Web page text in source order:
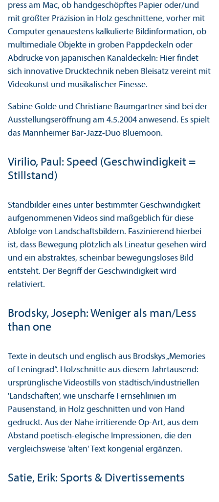
press am Mac, ob handgeschöpftes Papier oder/und
mit größter Präzision in Holz geschnittene, vorher mit
Computer genauestens kalkulierte Bild­information, ob
multimediale Objekte in groben Pappdeckeln oder
Abdrucke von japanischen Kanaldeckeln: Hier findet
sich innovative Drucktechnik neben Bleisatz vereint mit
Videokunst und musikalischer Finesse.
Sabine Golde und Christiane Baumgartner sind bei der
Ausstellungs­eröffnung am 4.5.2004 anwesend. Es spielt
das Mannheimer Bar-Jazz-Duo Bluemoon.
Virilio, Paul: Speed (Geschwindigkeit =
Stillstand)
Standbilder eines unter bestimmter Geschwindigkeit
aufgenommenen Videos sind maßgeblich für diese
Abfolge von Landschafts­bildern. Faszinierend hierbei
ist, dass Bewegung plötzlich als Lineatur gesehen wird
und ein abstraktes, scheinbar bewegungs­loses Bild
entsteht. Der Begriff der Geschwindigkeit wird
relativiert.
Brodsky, Joseph: Weniger als man/Less
than one
Texte in deutsch und englisch aus Brodskys „Memories
of Leningrad“. Holzschnitte aus diesem Jahrtausend:
ursprünglische Videostills von städtisch/industriellen
'Landschaften', wie unscharfe Fernsehlinien im
Pausenstand, in Holz geschnitten und von Hand
gedruckt. Aus der Nähe irritierende Op-Art, aus dem
Abstand poetisch-elegische Impressionen, die den
vergleich­sweise 'alten' Text kongenial ergänzen.
Satie, Erik: Sports & Divertissements